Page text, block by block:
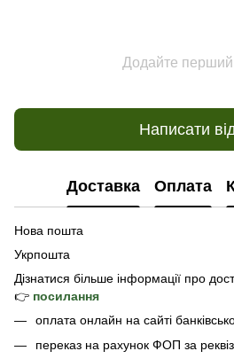
Додайте перший
Написати
Доставка Оплата
Нова пошта
Укрпошта
Дізнатися більше інформації про
👉 посилання
оплата онлайн на сайті
переказ на рахунок ФОП за